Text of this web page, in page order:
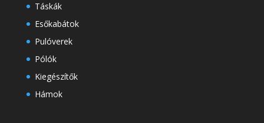
Táskák
Esőkabátok
Pulóverek
Pólók
Kiegészítők
Hámok